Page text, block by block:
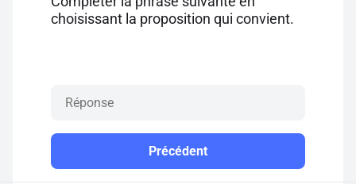
choisissant la proposition qui convient.
Précédent